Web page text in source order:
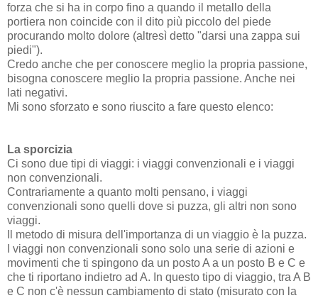
forza che si ha in corpo fino a quando il metallo della
portiera non coincide con il dito più piccolo del piede
procurando molto dolore (altresì detto "darsi una zappa sui
piedi").
Credo anche che per conoscere meglio la propria passione,
bisogna conoscere meglio la propria passione. Anche nei
lati negativi.
Mi sono sforzato e sono riuscito a fare questo elenco:
La sporcizia
Ci sono due tipi di viaggi: i viaggi convenzionali e i viaggi
non convenzionali.
Contrariamente a quanto molti pensano, i viaggi
convenzionali sono quelli dove si puzza, gli altri non sono
viaggi.
Il metodo di misura dell'importanza di un viaggio è la puzza.
I viaggi non convenzionali sono solo una serie di azioni e
movimenti che ti spingono da un posto A a un posto B e C e
che ti riportano indietro ad A. In questo tipo di viaggio, tra A B
e C non c'è nessun cambiamento di stato (misurato con la